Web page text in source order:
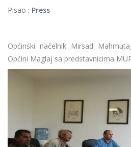
Pisao : Press
Općinski načelnik Mirsad
Općini Maglaj sa predstavnicima